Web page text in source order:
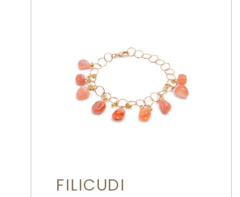
FILICUDI